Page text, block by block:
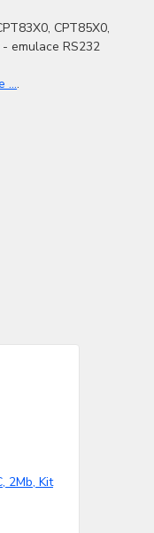
CPT85X0,
emulace RS232
....